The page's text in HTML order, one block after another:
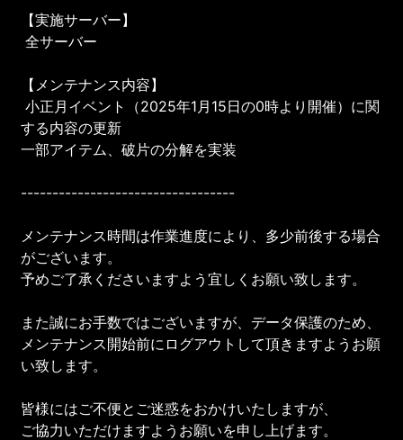
【実施サーバー】
全サーバー
【メンテナンス内容】
小正月イベント（2025年1月15日の0時より開催）に関
する内容の更新
一部アイテム、破片の分解を実装
----------------------------------
メンテナンス時間は作業進度により、多少前後する場合
がございます。
予めご了承くださいますよう宜しくお願い致します。
また誠にお手数ではございますが、データ保護のため、
メンテナンス開始前にログアウトして頂きますようお願
い致します。
皆様にはご不便とご迷惑をおかけいたしますが、
ご協力いただけますようお願いを申し上げます。